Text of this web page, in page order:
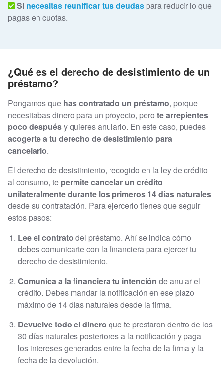
Si necesitas reunificar tus deudas para reducir lo que
pagas en cuotas.
¿Qué es el derecho de desistimiento de un
préstamo?
Pongamos que has contratado un préstamo, porque
necesitabas dinero para un proyecto, pero te arrepientes
poco despuésy quieres anularlo. En este caso, puedes
acogerte a tu derecho de desistimiento para
cancelarlo.
El derecho de desistimiento, recogido en la ley de crédito
al consumo, te permite cancelar un crédito
unilateralmente durante los primeros 14 días naturales
desde su contratación. Para ejercerlo tienes que seguir
estos pasos:
Lee el contrato del préstamo. Ahí se indica cómo
debes comunicarte con la financiera para ejercer tu
derecho de desistimiento.
Comunica a la financiera tu intención de anular el
crédito. Debes mandar la notificación en ese plazo
máximo de 14 días naturales desde la firma.
Devuelve todo el dinero que te prestaron dentro de los
30 días naturales posteriores a la notificación y paga
los intereses generados entre la fecha de la firma y la
fecha de la devolución.